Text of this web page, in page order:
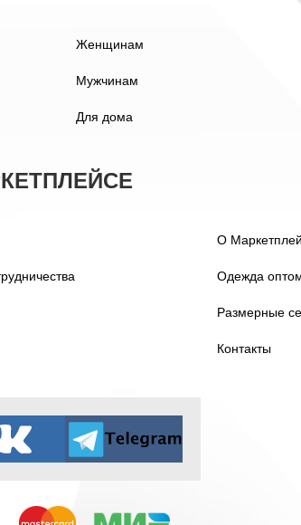
Женщинам
Мужчинам
Для дома
О
Одежда
Размерные
Контакты